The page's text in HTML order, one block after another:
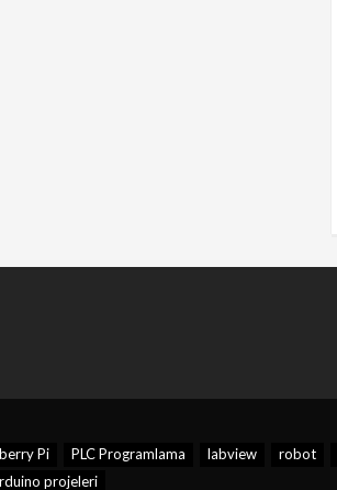
Pi PLC Programlama labview robot
projeleri